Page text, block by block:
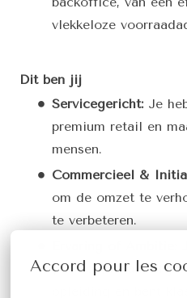
Accord pour les
vlekkeloze
Dit ben jij
Servicegericht: Je
premium retail en
mensen.
Commercieel &
om de omzet te
te verbeteren.
(fashion) retail, óf je